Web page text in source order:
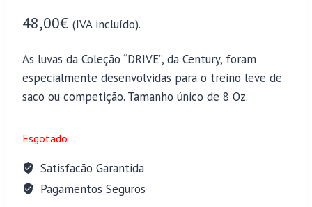
48,00€ (IVA incluído).
As luvas da Coleção “DRIVE”, da Century, foram
especialmente desenvolvidas para o treino leve de
saco ou competição. Tamanho único de 8 Oz.
Esgotado
Satisfacão Garantida
Pagamentos Seguros